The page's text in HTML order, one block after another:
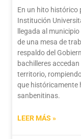
En un hito histórico
Institución
llegada al
de una mesa de
respaldo del
bachilleres
territorio,
que históricamente
sanbenitinas.
LEER MÁS »